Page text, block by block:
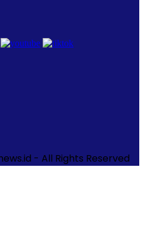
- All Rights Reserved